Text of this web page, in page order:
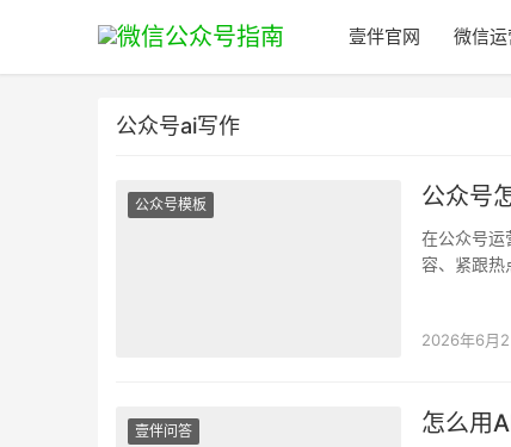
壹伴官网 微信运
公众号ai写作
公众号模板 公众号
在公众号运
容、紧跟热
2026年6月2
壹伴问答 怎么用